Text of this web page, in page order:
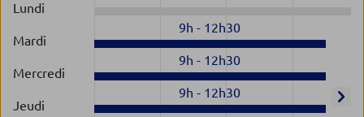
Lundi
Mardi
9h - 12h30
Mercredi
9h - 12h30
Jeudi
9h - 12h30